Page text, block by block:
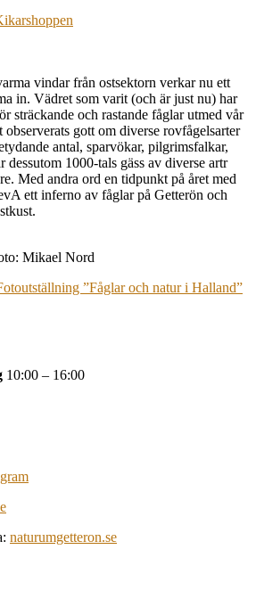
vindar från ostsektorn verkar nu ett
in. Vädret som varit (och är just nu) har
sträckande och rastande fåglar utmed vår
observerats gott om diverse rovfågelsarter
antal, sparvökar, pilgrimsfalkar,
dessutom 1000-tals gäss av diverse artr
Med andra ord en tidpunkt på året med
ett inferno av fåglar på Getterön och
Mikael Nord
”Fåglar och natur i Halland”
10:00 – 16:00
naturumgetteron.se